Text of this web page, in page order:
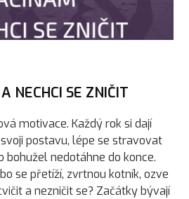
NECHCI SE ZNIČIT
motivace. Každý rok si dají
postavu, lépe se stravovat
nedotáhne do konce.
se přetíží, zvrtnou kotník, ozve
a nezničit se? Začátky bývají